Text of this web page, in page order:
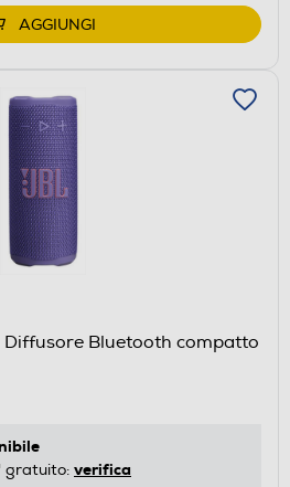
AGGIUNGI
Diffusore Bluetooth compatto
gratuito: verifica